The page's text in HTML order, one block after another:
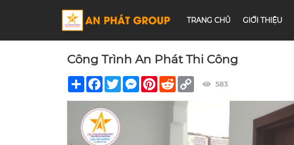
TRANG CHỦ GIỚI THIỆU
Công Trình An Phát Thi Công
Share Facebook
TwitterMessengerPinterest
Reddit Copy
Link
583